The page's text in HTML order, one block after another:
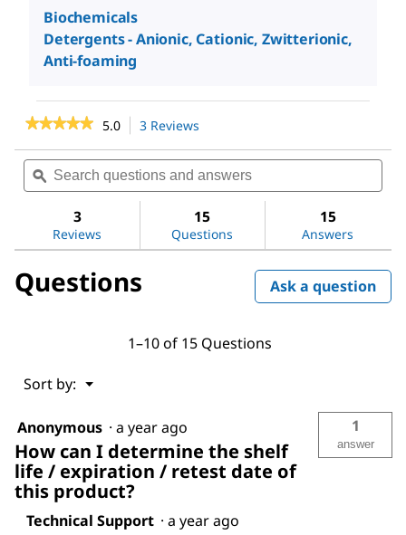
Biochemicals
Detergents - Anionic, Cationic, Zwitterionic,
Anti-foaming
★★★★★
★★★★★
of
Read
reviews
for
5.0 3 Reviews
will
navigate
to
reviews.
Search
questions
and
ϙ
3
Reviews
15
Questions
15
Answers
Questions Ask a question
1–10 of 15 Questions
Sort by: ▼
Menu
Anonymous · a year ago
How can I determine the shelf
life / expiration / retest date of
this product?
1
answer
Technical Support · a year ago